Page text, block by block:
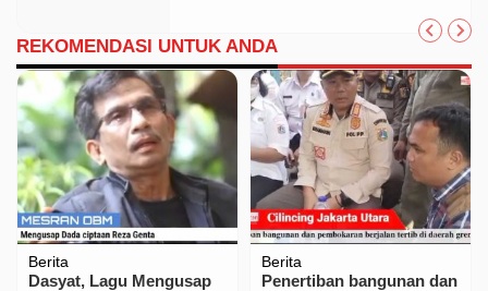
REKOMENDASI UNTUK ANDA
Berita
Dasyat, Lagu Mengusap
Berita
Penertiban bangunan dan